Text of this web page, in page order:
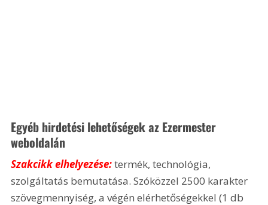
Egyéb hirdetési lehetőségek az Ezermester
weboldalán
Szakcikk elhelyezése: termék, technológia,
szolgáltatás bemutatása. Szóközzel 2500 karakter
szövegmennyiség, a végén elérhetőségekkel (1 db